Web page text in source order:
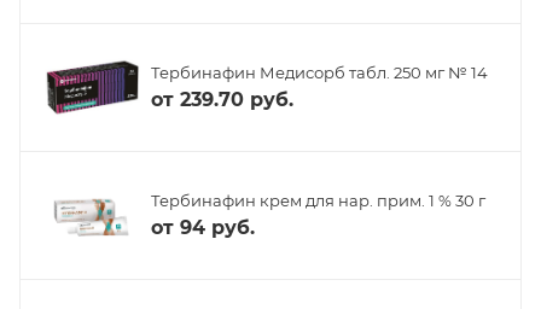
Тербинафин Медисорб табл. 250 мг № 14
от 239.70 руб.
Тербинафин крем для нар. прим. 1 % 30 г
от 94 руб.